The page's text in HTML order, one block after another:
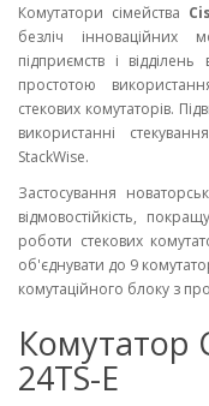
Комутатори сімейства
безліч інноваційних
підприємств і
простотою
стекових комутаторів.
використанні
StackWise.
Застосування
відмовостійкість,
роботи стекових
об'єднувати до 9
комутаційного блоку з
Комутатор
24TS-E